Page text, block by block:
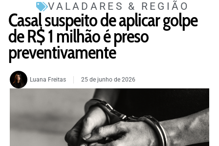
VALADARES & REGIÃO
Casal suspeito de aplicar golpe
de R$ 1 milhão é preso
preventivamente
Luana Freitas 25 de junho de 2026